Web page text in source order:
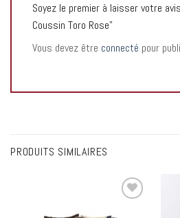
Soyez le premier à laisser votre
Coussin Toro Rose”
Vous devez être connecté pour
PRODUITS SIMILAIRES